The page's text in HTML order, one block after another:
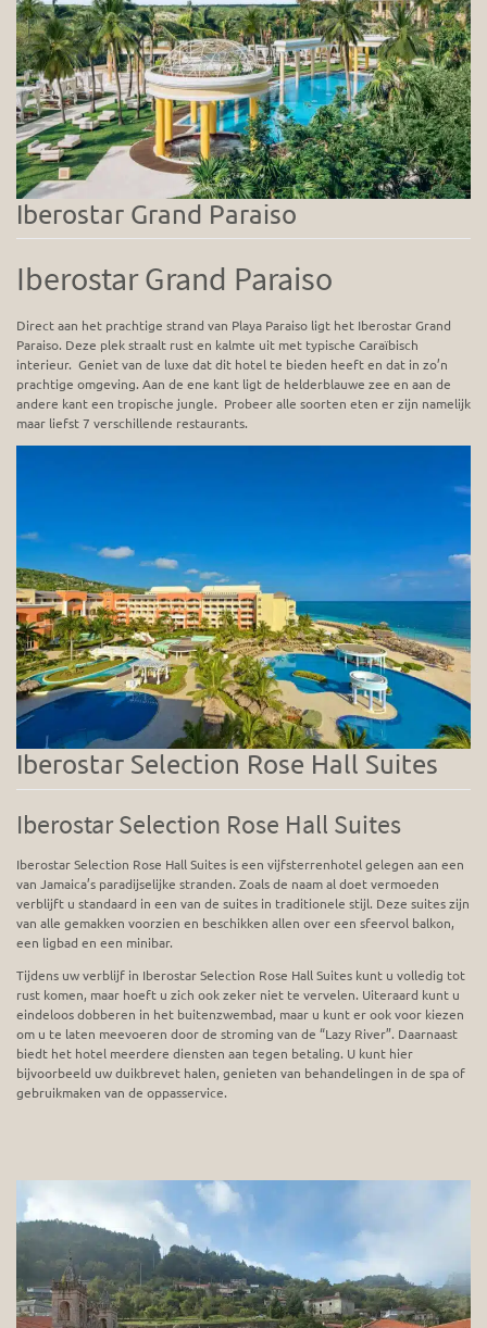
Iberostar Grand Paraiso
Iberostar Grand Paraiso
Direct aan het prachtige strand van Playa Paraiso ligt het Iberostar Grand
Paraiso. Deze plek straalt rust en kalmte uit met typische Caraïbisch
interieur. Geniet van de luxe dat dit hotel te bieden heeft en dat in zo’n
prachtige omgeving. Aan de ene kant ligt de helderblauwe zee en aan de
andere kant een tropische jungle. Probeer alle soorten eten er zijn namelijk
maar liefst 7 verschillende restaurants.
Iberostar Selection Rose Hall Suites
Iberostar Selection Rose Hall Suites
Iberostar Selection Rose Hall Suites is een vijfsterrenhotel gelegen aan een
van Jamaica’s paradijselijke stranden. Zoals de naam al doet vermoeden
verblijft u standaard in een van de suites in traditionele stijl. Deze suites zijn
van alle gemakken voorzien en beschikken allen over een sfeervol balkon,
een ligbad en een minibar.
Tijdens uw verblijf in Iberostar Selection Rose Hall Suites kunt u volledig tot
rust komen, maar hoeft u zich ook zeker niet te vervelen. Uiteraard kunt u
eindeloos dobberen in het buitenzwembad, maar u kunt er ook voor kiezen
om u te laten meevoeren door de stroming van de “Lazy River”. Daarnaast
biedt het hotel meerdere diensten aan tegen betaling. U kunt hier
bijvoorbeeld uw duikbrevet halen, genieten van behandelingen in de spa of
gebruikmaken van de oppasservice.